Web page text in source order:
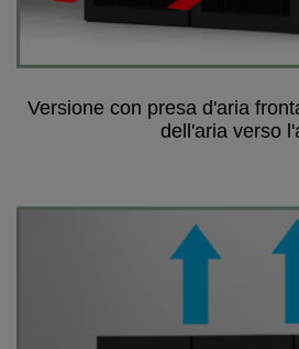
Versione con presa d'aria
dell'aria verso